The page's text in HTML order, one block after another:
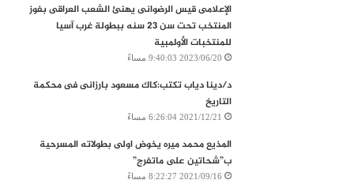
الإعلامى قيس الرضوانى يهنئ الشعب العراقى بفوز
المنتخب تحت سن 23 سنه ببطولة غرب آسيا
للمنتخبات الأولمبية
2023/06/20 9:40:03 مساءً
د/دينا دياب تكتب:كاك مسعود بارزانى فى محكمة
التاريخ
2021/12/21 6:26:04 مساءً
المذيع محمد ميره يخوض اولى بطولاته المسرحية
ب”شحاتين على ماتفرج”
2021/09/16 8:22:27 مساءً